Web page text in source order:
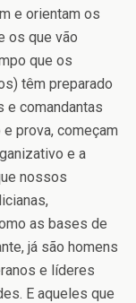
e orientam os
os que vão
que os
têm preparado
e comandantas
prova, começam
e a
nossos
as bases de
já são homens
e líderes
E aqueles que